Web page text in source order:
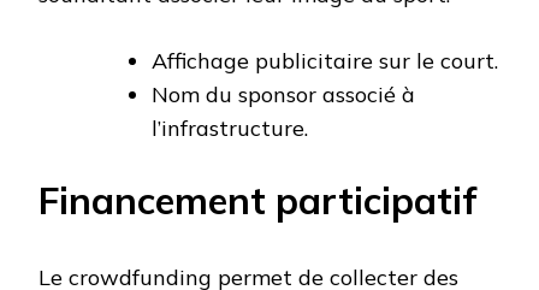
Affichage publicitaire sur le court.
Nom du sponsor associé à
l’infrastructure.
Financement participatif
Le crowdfunding permet de collecter des